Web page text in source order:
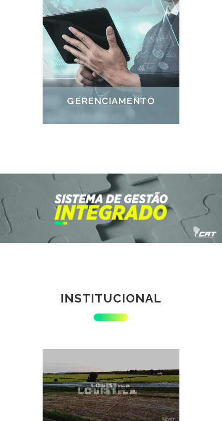
GERENCIAMENTO
INSTITUCIONAL